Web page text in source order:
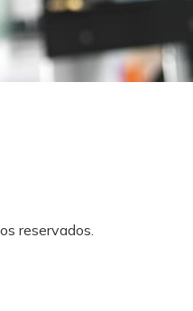
reservados.